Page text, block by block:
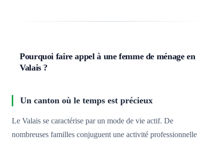
Pourquoi faire appel à une femme de ménage en
Valais ?
Un canton où le temps est précieux
Le Valais se caractérise par un mode de vie actif. De
nombreuses familles conjuguent une activité professionnelle